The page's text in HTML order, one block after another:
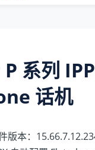
系列
话机
版本：